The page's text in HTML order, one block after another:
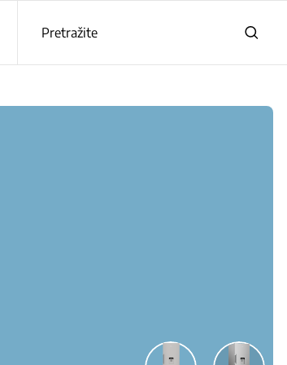
Pretražite